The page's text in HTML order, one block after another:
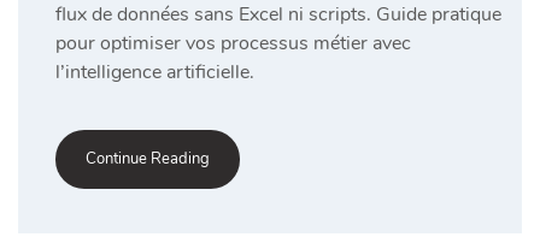
flux de données sans Excel ni scripts. Guide pratique
pour optimiser vos processus métier avec
l’intelligence artificielle.
Continue Reading